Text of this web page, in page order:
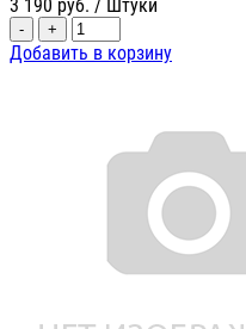
3 190 руб. / Штуки
- +
Добавить в корзину